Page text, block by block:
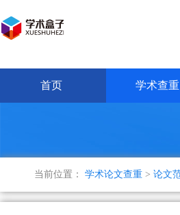
首页 学术查重
当前位置： 学术论文查重 > 论文